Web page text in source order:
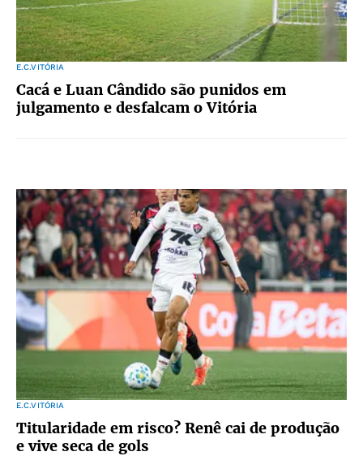
E.C.VITÓRIA
Cacá e Luan Cândido são punidos em
julgamento e desfalcam o Vitória
E.C.VITÓRIA
Titularidade em risco? Renê cai de produção
e vive seca de gols